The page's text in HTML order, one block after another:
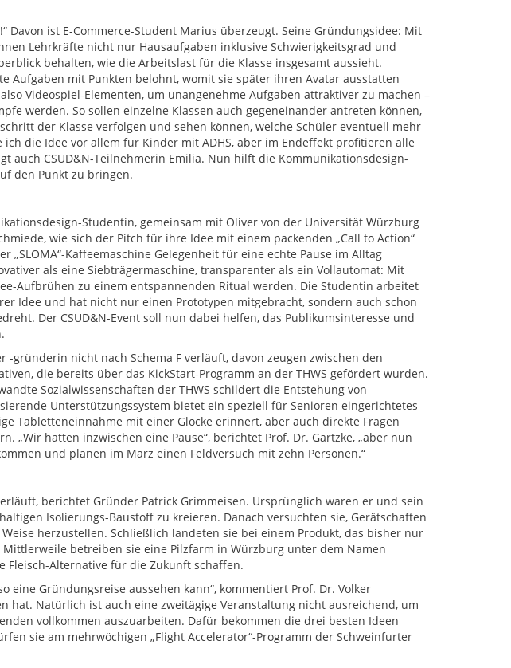
Davon ist E-Commerce-Student Marius überzeugt. Seine Gründungsidee: Mit
Lehrkräfte nicht nur Hausaufgaben inklusive Schwierigkeitsgrad und
behalten, wie die Arbeitslast für die Klasse insgesamt aussieht.
Aufgaben mit Punkten belohnt, womit sie später ihren Avatar ausstatten
Videospiel-Elementen, um unangenehme Aufgaben attraktiver zu machen –
werden. So sollen einzelne Klassen auch gegeneinander antreten können,
der Klasse verfolgen und sehen können, welche Schüler eventuell mehr
die Idee vor allem für Kinder mit ADHS, aber im Endeffekt profitieren alle
auch CSUD&N-Teilnehmerin Emilia. Nun hilft die Kommunikationsdesign-
den Punkt zu bringen.
Studentin, gemeinsam mit Oliver von der Universität Würzburg
wie sich der Pitch für ihre Idee mit einem packenden „Call to Action“
Kaffeemaschine Gelegenheit für eine echte Pause im Alltag
als eine Siebträgermaschine, transparenter als ein Vollautomat: Mit
Aufbrühen zu einem entspannenden Ritual werden. Die Studentin arbeitet
Idee und hat nicht nur einen Prototypen mitgebracht, sondern auch schon
Der CSUD&N-Event soll nun dabei helfen, das Publikumsinteresse und
-gründerin nicht nach Schema F verläuft, davon zeugen zwischen den
die bereits über das KickStart-Programm an der THWS gefördert wurden.
Sozialwissenschaften der THWS schildert die Entstehung von
Unterstützungssystem bietet ein speziell für Senioren eingerichtetes
Tabletteneinnahme mit einer Glocke erinnert, aber auch direkte Fragen
„Wir hatten inzwischen eine Pause“, berichtet Prof. Dr. Gartzke, „aber nun
und planen im März einen Feldversuch mit zehn Personen.“
berichtet Gründer Patrick Grimmeisen. Ursprünglich waren er und sein
Isolierungs-Baustoff zu kreieren. Danach versuchten sie, Gerätschaften
herzustellen. Schließlich landeten sie bei einem Produkt, das bisher nur
betreiben sie eine Pilzfarm in Würzburg unter dem Namen
Fleisch-Alternative für die Zukunft schaffen.
eine Gründungsreise aussehen kann“, kommentiert Prof. Dr. Volker
hat. Natürlich ist auch eine zweitägige Veranstaltung nicht ausreichend, um
vollkommen auszuarbeiten. Dafür bekommen die drei besten Ideen
sie am mehrwöchigen „Flight Accelerator“-Programm der Schweinfurter